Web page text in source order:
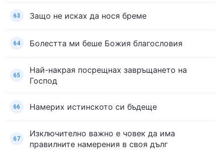
63 Защо не исках да нося бреме
64 Болестта ми беше Божия благословия
65
Най-накрая посрещнах завръщането на
Господ
66 Намерих истинското си бъдеще
67
Изключително важно е човек да има
правилните намерения в своя дълг